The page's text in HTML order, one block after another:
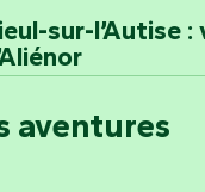
sur-l’Autise
Payré :
aventures
Mouilleron-
naître deux